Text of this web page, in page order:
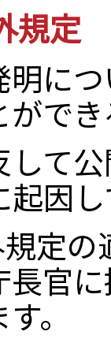
規定
明に
で
て
因
定
官
。